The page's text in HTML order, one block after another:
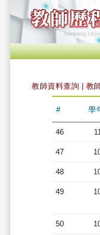
教師資料查詢 | 教
# 學
46
47
48
49
50